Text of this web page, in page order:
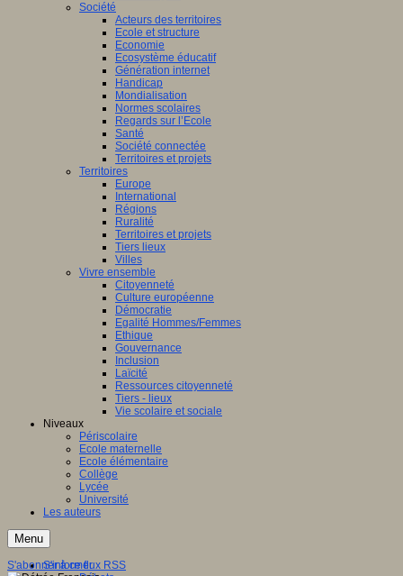
Société
Acteurs des territoires
Ecole et structure
Economie
Ecosystème éducatif
Génération internet
Handicap
Mondialisation
Normes scolaires
Regards sur l’Ecole
Santé
Société connectée
Territoires et projets
Territoires
Europe
International
Régions
Ruralité
Territoires et projets
Tiers lieux
Villes
Vivre ensemble
Citoyenneté
Culture européenne
Démocratie
Egalité Hommes/Femmes
Ethique
Gouvernance
Inclusion
Laïcité
Ressources citoyenneté
Tiers - lieux
Vie scolaire et sociale
Niveaux
Périscolaire
Ecole maternelle
Ecole élémentaire
Collège
Lycée
Université
Les auteurs
Menu
S'informer
S'abonner à ce flux RSS